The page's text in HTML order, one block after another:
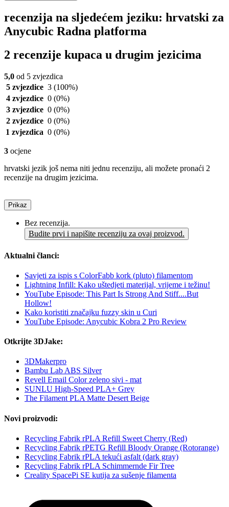
recenzija na sljedećem jeziku: hrvatski za
Anycubic Radna platforma
2 recenzije kupaca u drugim jezicima
5,0 od 5 zvjezdica
5 zvjezdice 3 (100%)
4 zvjezdice 0 (0%)
3 zvjezdice 0 (0%)
2 zvjezdice 0 (0%)
1 zvjezdica 0 (0%)
3 ocjene
hrvatski jezik još nema niti jednu recenziju, ali možete pronaći 2
recenzije na drugim jezicima.
Prikaz
Bez recenzija.
Budite prvi i napišite recenziju za ovaj proizvod.
Aktualni članci:
Savjeti za ispis s ColorFabb kork (pluto) filamentom
Lightning Infill: Kako uštedjeti materijal, vrijeme i težinu!
YouTube Episode: This Part Is Strong And Stiff....But
Hollow!
Kako koristiti značajku fuzzy skin u Curi
YouTube Episode: Anycubic Kobra 2 Pro Review
Otkrijte 3DJake:
3DMakerpro
Bambu Lab ABS Silver
Revell Email Color zeleno sivi - mat
SUNLU High-Speed PLA+ Grey
The Filament PLA Matte Desert Beige
Novi proizvodi:
Recycling Fabrik rPLA Refill Sweet Cherry (Red)
Recycling Fabrik rPETG Refill Bloody Orange (Rotorange)
Recycling Fabrik rPLA tekući asfalt (dark gray)
Recycling Fabrik rPLA Schimmernde Fir Tree
Creality SpacePi SE kutija za sušenje filamenta